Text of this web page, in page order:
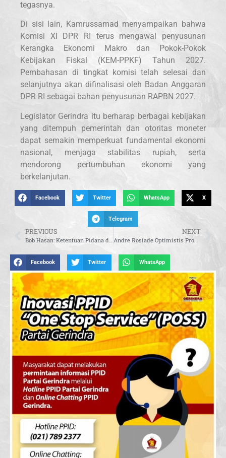
tegasnya.
Di sisi lain, Kamrussamad menyampaikan bahwa
Komisi XI DPR RI terus mengawal penyusunan
Kerangka Ekonomi Makro dan Pokok-Pokok
Kebijakan Fiskal (KEM-PPKF) Tahun 2027.
Pembahasan di tingkat komisi telah selesai dan
selanjutnya akan difinalisasi oleh Badan Anggaran
DPR RI sebagai bahan penyusunan RAPBN 2027.
Legislator Gerindra itu berharap berbagai kebijakan
yang ditempuh pemerintah dan otoritas moneter
dapat semakin memperkuat fundamental ekonomi
nasional, menjaga stabilitas rupiah, serta
mendorong pertumbuhan ekonomi yang
berkelanjutan.
Facebook Twitter WhatsApp X
Telegram
PREVIOUS
Bob Hasan: Ketentuan Pidana dalam RUU Satu Data Harus Mengacu pada KUHP dan KUHAP
NEXT
Andre Rosiade Optimistis Produksi WK Rokan Tembus 400 Ribu Barel per Hari pada 2034
Facebook Twitter WhatsApp